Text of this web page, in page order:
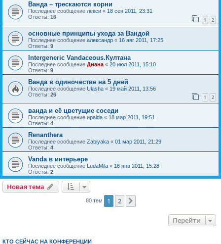
Ванда – трескаются корни
Последнее сообщение лекси « 18 сен 2011, 23:31
Ответы: 16 1 2
основные принципы ухода за Вандой
Последнее сообщение александр « 16 авг 2011, 17:25
Ответы: 9
Intergeneric Vandaceous.Култана
Последнее сообщение Диана « 20 июл 2011, 15:10
Ответы: 9
Ванда в одиночестве на 5 дней
Последнее сообщение Ulasha « 19 май 2011, 13:56
Ответы: 26 1 2
ванда и её цветущие соседи
Последнее сообщение ираida « 18 мар 2011, 19:51
Ответы: 4
Renanthera
Последнее сообщение Zabiyaka « 01 мар 2011, 21:29
Ответы: 4
Vanda в интерьере
Последнее сообщение LudaMila « 16 янв 2011, 15:28
Ответы: 2
Новая тема
80 тем 1 2
Перейти
КТО СЕЙЧАС НА КОНФЕРЕНЦИИ